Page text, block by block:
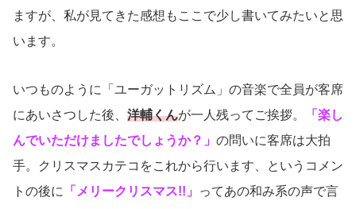
ますが、私が見てきた感想もここで少し書いてみたいと思
います。
いつものように「ユーガットリズム」の音楽で全員が客席
にあいさつした後、 洋輔くんが一人残ってご挨拶。
「楽し
んでいただけましたでしょうか？」 の問いに客席は大拍
手。クリスマスカテコをこれから行います、というコメン
トの後に
「メリークリスマス!!」
ってあの和み系の声で言